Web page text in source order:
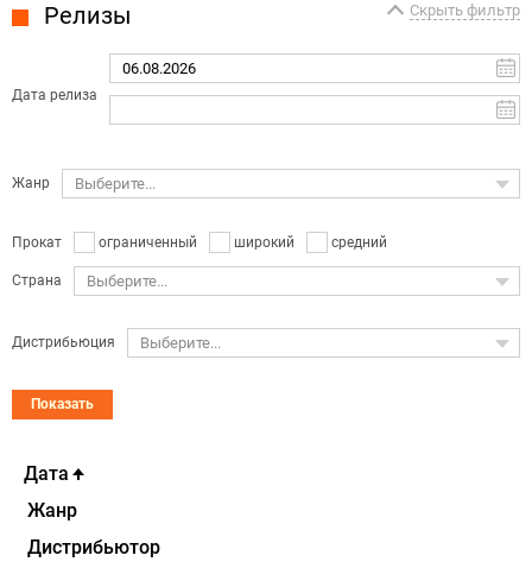
Скрыть фильтр
Релизы
Дата релиза
Жанр Выберите...
Прокат ограниченный широкий средний
Страна Выберите...
Дистрибьюция Выберите...
Показать
Дата
Жанр
Дистрибьютор